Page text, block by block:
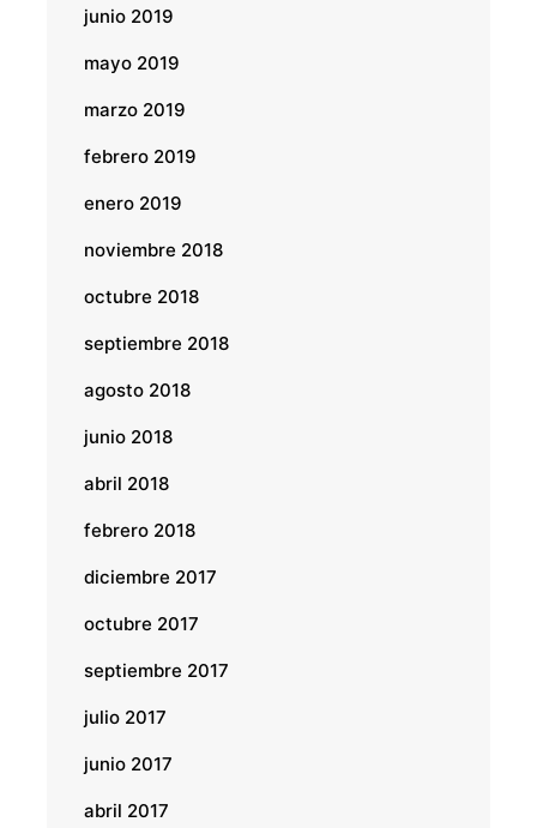
junio 2019
mayo 2019
marzo 2019
febrero 2019
enero 2019
noviembre 2018
octubre 2018
septiembre 2018
agosto 2018
junio 2018
abril 2018
febrero 2018
diciembre 2017
octubre 2017
septiembre 2017
julio 2017
junio 2017
abril 2017